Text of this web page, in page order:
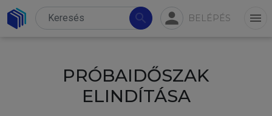
search person BELÉPÉS menu
PRÓBAIDŐSZAK
ELINDÍTÁSA